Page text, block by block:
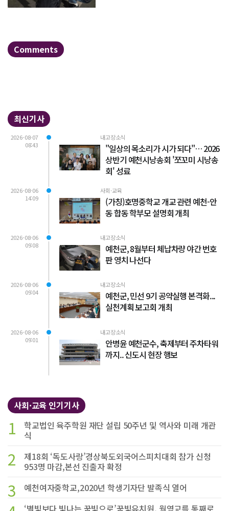
Comments
최신기사
2026-08-07
08:43
내고장소식
"일상의 목소리가 시가 되다"… 2026
상반기 예천시낭송회 '쪼꼬미 시낭송
회' 성료
2026-08-06
14:09
사회·교육
(가칭)호명중학교 개교 관련 예천-안
동 합동 학부모 설명회 개최
2026-08-06
09:08
내고장소식
예천군, 8월부터 체납차량 야간 번호
판 영치 나선다
2026-08-06
09:04
내고장소식
예천군, 민선 9기 공약실행 본격화...
실천계획 보고회 개최
2026-08-06
09:01
내고장소식
안병윤 예천군수, 축제부터 주차타워
까지.. 신도시 현장 행보
사회·교육 인기기사
1
학교법인 육주학원 재단 설립 50주년 및 역사와 미래 개관
식
2
제18회 ‘독도사랑’경상북도외국어스피치대회 참가 신청
953명 마감,본선 진출자 확정
3 예천여자중학교,2020년 학생기자단 발족식 열어
‘별빛보다 빛나는 꿈빛으로’꿈빛유치원, 월영교를 통째로